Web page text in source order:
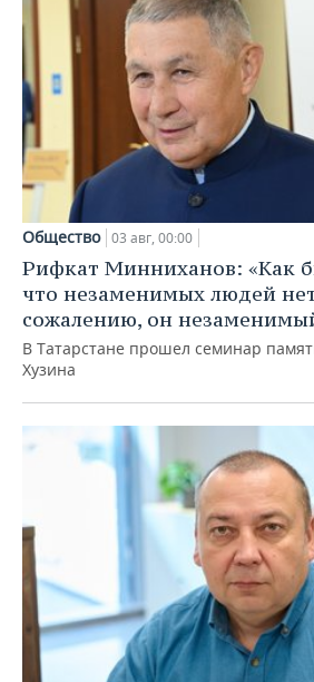
Общество 03 авг, 00:00
Рифкат Минниханов: «Как
что незаменимых людей
сожалению, он
В Татарстане прошел семинар
Хузина